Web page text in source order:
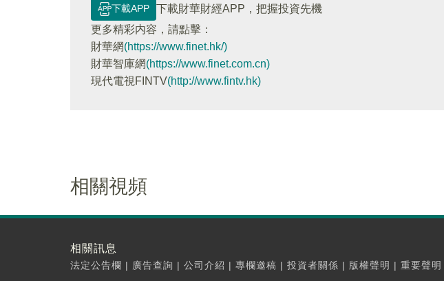
下載APP
下載財華財經APP，把握投資先機
更多精彩内容，請點擊：
財華網(https://www.finet.hk/)
財華智庫網(https://www.finet.com.cn)
現代電視FINTV(http://www.fintv.hk)
相關視頻
相關訊息
法定公告欄 | 廣告查詢 | 公司介紹 | 專欄邀稿 | 投資者關係 | 版權聲明 | 重要聲明